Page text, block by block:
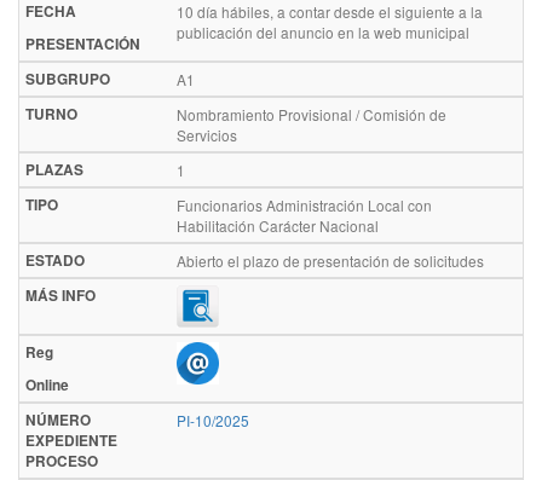
FECHA
PRESENTACIÓN
10 día hábiles, a contar desde el siguiente a la
publicación del anuncio en la web municipal
SUBGRUPO
A1
TURNO
Nombramiento Provisional / Comisión de
Servicios
PLAZAS
1
TIPO
Funcionarios Administración Local con
Habilitación Carácter Nacional
ESTADO
Abierto el plazo de presentación de solicitudes
MÁS INFO
Reg
Online
NÚMERO
EXPEDIENTE
PROCESO
PI-10/2025